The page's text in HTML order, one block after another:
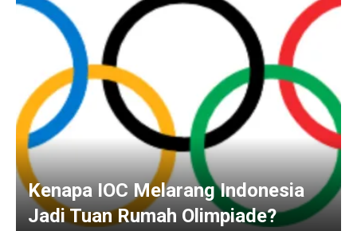
Kenapa IOC Melarang Indonesia
Jadi Tuan Rumah Olimpiade?